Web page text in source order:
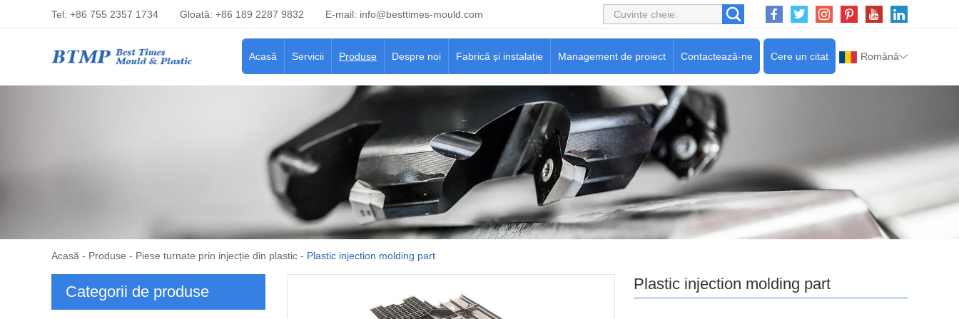
Tel: +86 755 2357 1734 Gloată: +86 189 2287 9832 E-mail: info@besttimes-mould.com
Română
Cere un citat
Acasă Servicii Produse Despre noi Fabrică și instalație Management de proiect Contactează-ne
Acasă - Produse - Piese turnate prin injecție din plastic - Plastic injection molding part
Plastic injection molding part
Categorii de produse